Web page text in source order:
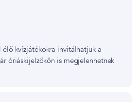
kvízjátékokra invitálhatjuk a
óriáskijelzőkön is megjelenhetnek